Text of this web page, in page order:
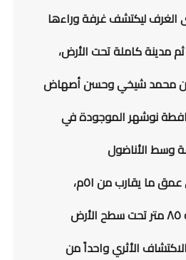
ليكتشف غرفة وراءها
مدينة كاملة تحت الأرض،
محمد شيخي وحسن أصهاض
نوشهر الموجودة في
وسط الأناضول
ما يقارب من ٥١م،
الأثري واحداً من